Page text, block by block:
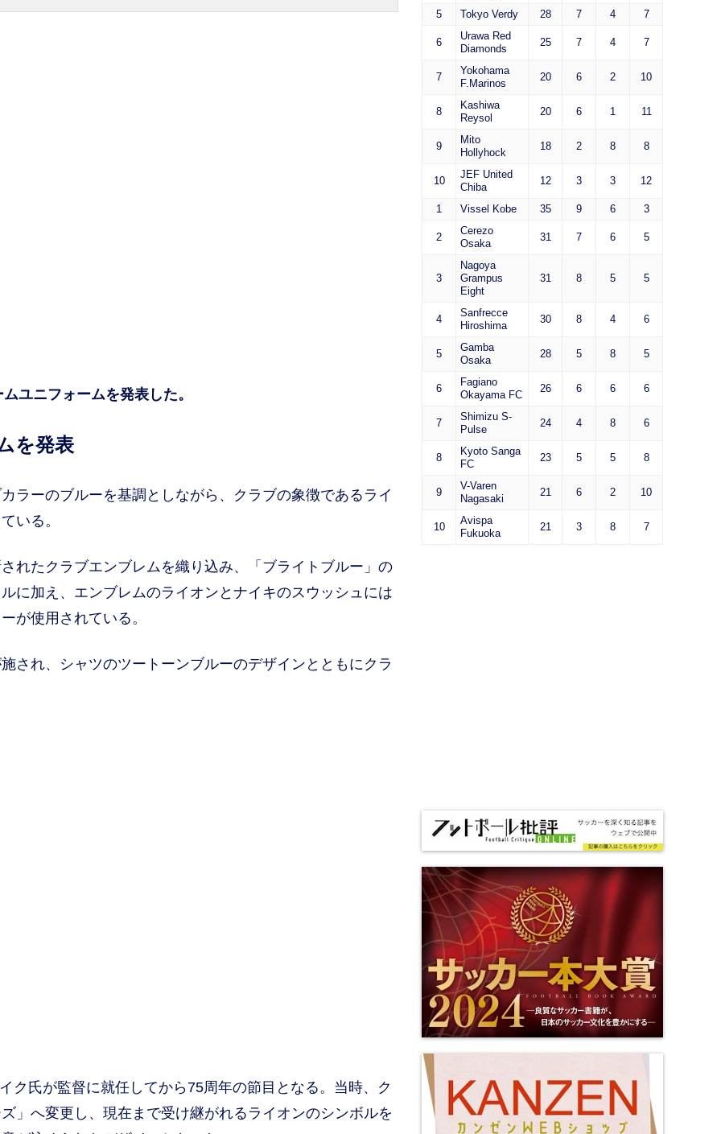
ユニフォームを発表した。
を発表
ーのブルーを基調としながら、クラブの象徴であるライ
いる。
たクラブエンブレムを織り込み、「ブライトブルー」の
に加え、エンブレムのライオンとナイキのスウッシュには
が使用されている。
れ、シャツのツートーンブルーのデザインとともにクラ
氏が監督に就任してから75周年の節目となる。当時、ク
」へ変更し、現在まで受け継がれるライオンのシンボルを
5 Tokyo Verdy 28 7 4 7
6
Urawa Red
Diamonds
25 7 4 7
7
Yokohama
F.Marinos
20 6 2 10
8
Kashiwa
Reysol
20 6 1 11
9
Mito
Hollyhock
18 2 8 8
10
JEF United
Chiba
12 3 3 12
1 Vissel Kobe 35 9 6 3
2
Cerezo
Osaka
31 7 6 5
3
Nagoya
Grampus
Eight
31 8 5 5
4
Sanfrecce
Hiroshima
30 8 4 6
5
Gamba
Osaka
28 5 8 5
6
Fagiano
Okayama FC
26 6 6 6
7
Shimizu S-
Pulse
24 4 8 6
8
Kyoto Sanga
FC
23 5 5 8
9
V-Varen
Nagasaki
21 6 2 10
10
Avispa
Fukuoka
21 3 8 7